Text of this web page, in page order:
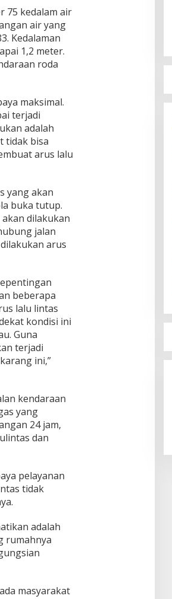
75 kedalam air
air yang
Kedalaman
1,2 meter.
roda
maksimal.
terjadi
adalah
tidak bisa
arus lalu
yang akan
buka tutup.
dilakukan
jalan
arus
beberapa
lalu lintas
kondisi ini
Guna
terjadi
ini,”
kendaraan
yang
24 jam,
dan
pelayanan
tidak
adalah
rumahnya
masyarakat